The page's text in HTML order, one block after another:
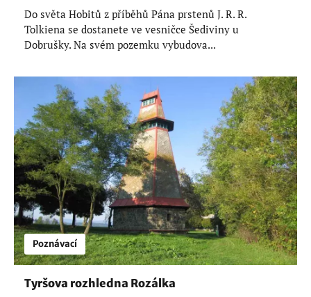
Do světa Hobitů z příběhů Pána prstenů J. R. R.
Tolkiena se dostanete ve vesničce Šediviny u
Dobrušky. Na svém pozemku vybudova...
Poznávací
Tyršova rozhledna Rozálka